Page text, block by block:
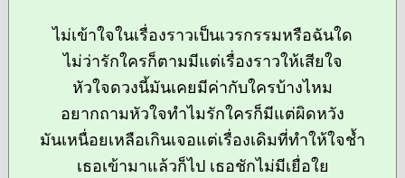
ไม่เข้าใจในเรื่องราวเป็นเวรกรรมหรือฉันใด
ไม่ว่ารักใครก็ตามมีแต่เรื่องราวให้เสียใจ
หัวใจดวงนี้มันเคยมีค่ากับใครบ้างไหม
อยากถามหัวใจทำไมรักใครก็มีแต่ผิดหวัง
มันเหนื่อยเหลือเกินเจอแต่เรื่องเดิมที่ทำให้ใจช้ำ
เธอเข้ามาแล้วก็ไป เธอชักไม่มีเยื่อใย